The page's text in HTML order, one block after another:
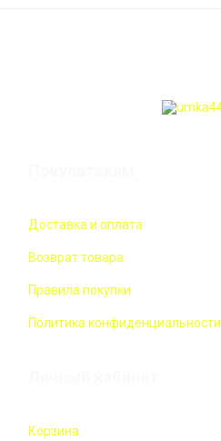
Доставка и оплата
Возврат товара
Правила покупки
Политика конфиденциальности
Корзина